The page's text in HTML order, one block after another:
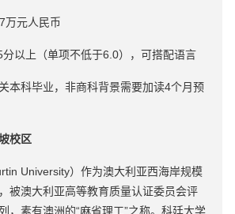
元人民币
上（单项不低于6.0），可搭配语言
科毕业，非商科背景需要加读4个月预
校区
University）作为澳大利亚西海岸规模
被澳大利亚高等教育质量认证委员会评
，素有澳洲的“麻省理工”之称。科廷大学